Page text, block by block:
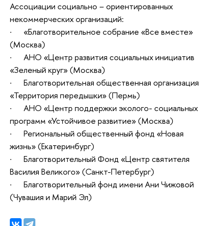
Ассоциации социально – ориентированных
некоммерческих организаций:
· «Благотворительное собрание «Все вместе»
(Москва)
· АНО «Центр развития социальных инициатив
«Зеленый круг» (Москва)
· Благотворительная общественная организация
«Территория передышки» (Пермь)
· АНО «Центр поддержки эколого- социальных
программ «Устойчивое развитие» (Москва)
· Региональный общественный фонд «Новая
жизнь» (Екатеринбург)
· Благотворительный Фонд «Центр святителя
Василия Великого» (Санкт-Петербург)
· Благотворительный фонд имени Ани Чижовой
(Чувашия и Марий Эл)